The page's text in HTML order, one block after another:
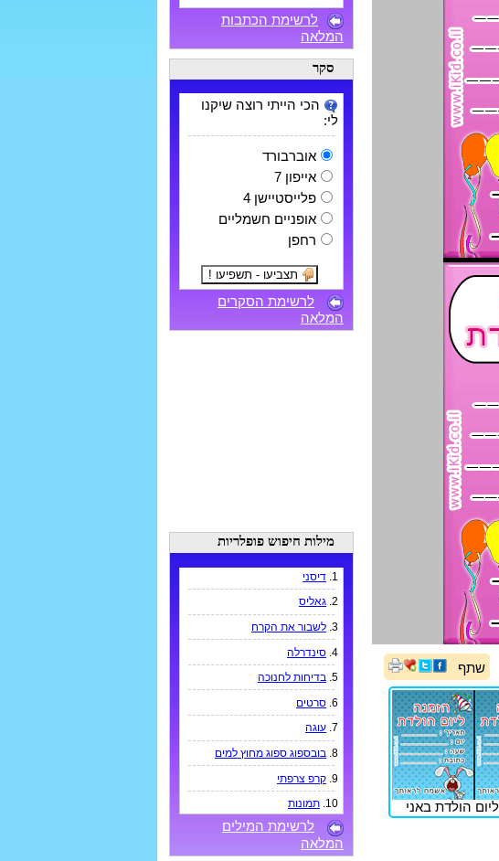
שתף
הולדת באני
לרשימת הכתבות
המלאה
סקר
הכי הייתי רוצה שיקנו
לי:
אוברבורד
אייפון 7
פלייסטיישן 4
אופניים חשמליים
רחפן
לרשימת הסקרים
המלאה
מילות חיפוש פופלריות
1. דיסני
2. גאליס
3. לשבור את הקרח
4. סינדרלה
5. בדיחות לחנוכה
6. סרטים
7. עוגה
8. בובספוג ספוג מחוץ למים
9. קרפ צרפתי
10. תמונות
לרשימת המילים
המלאה